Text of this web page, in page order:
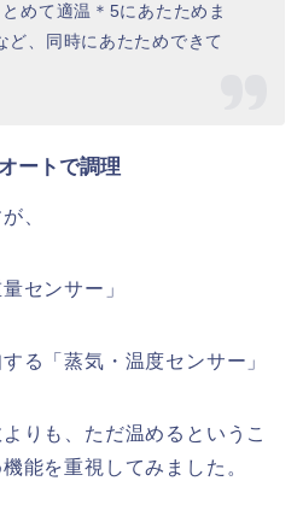
めて適温＊5にあたためま
ど、同時にあたためできて
ートで調理
、
センサー」
る「蒸気・温度センサー」
りも、ただ温めるというこ
能を重視してみました。